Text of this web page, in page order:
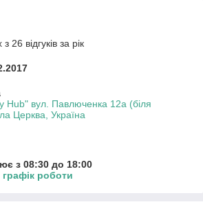
26 відгуків за рік
Hub" вул. Павлюченка 12а (біля
Церква, Україна
з 08:30 до 18:00
роботи